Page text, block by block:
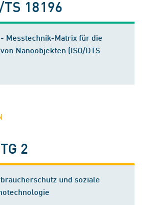
TS 18196
Messtechnik-Matrix für die
Nanoobjekten (ISO/DTS
2
und soziale